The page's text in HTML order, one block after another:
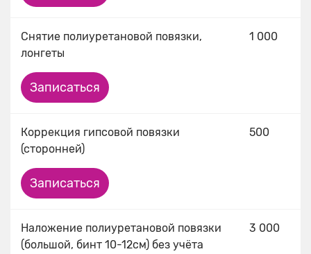
Снятие полиуретановой повязки,
лонгеты
1 000
Записаться
Коррекция гипсовой повязки
(сторонней)
500
Записаться
Наложение полиуретановой повязки
(большой, бинт 10-12см) без учёта
3 000